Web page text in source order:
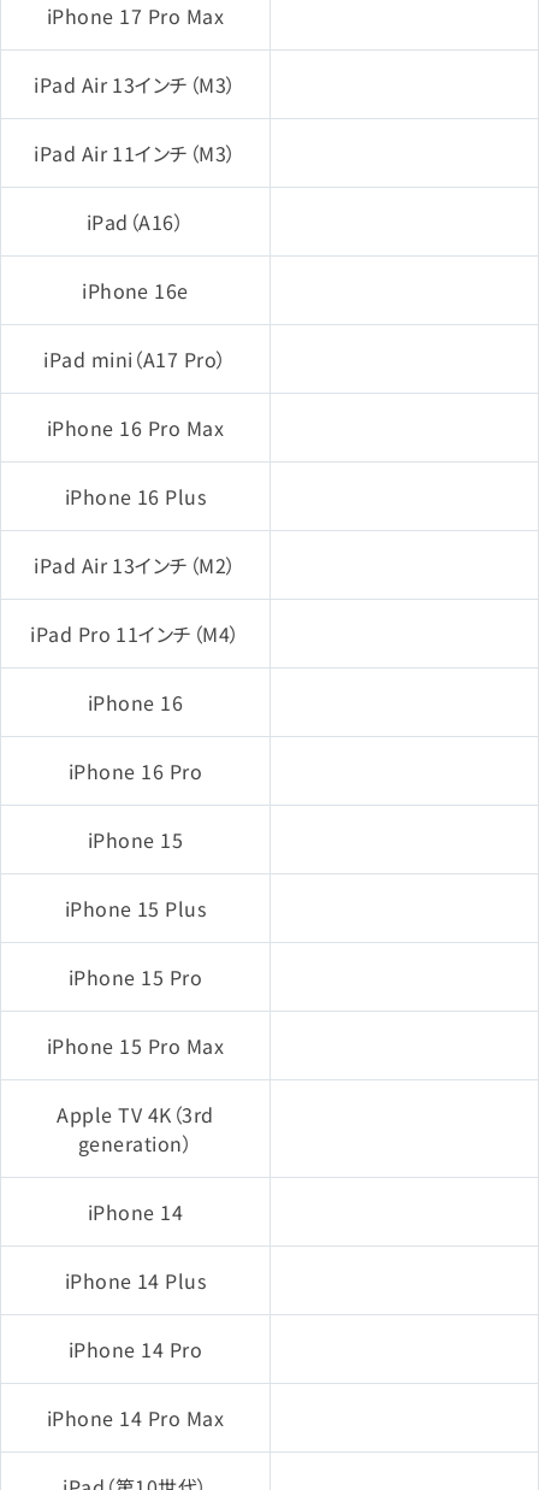
iPhone 17 Pro Max
iPad Air 13インチ（M3）
iPad Air 11インチ（M3）
iPad（A16）
iPhone 16e
iPad mini（A17 Pro）
iPhone 16 Pro Max
iPhone 16 Plus
iPad Air 13インチ（M2）
iPad Pro 11インチ（M4）
iPhone 16
iPhone 16 Pro
iPhone 15
iPhone 15 Plus
iPhone 15 Pro
iPhone 15 Pro Max
Apple TV 4K（3rd
generation）
iPhone 14
iPhone 14 Plus
iPhone 14 Pro
iPhone 14 Pro Max